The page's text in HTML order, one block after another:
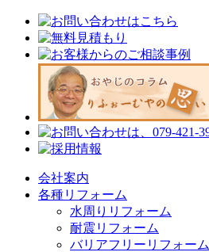
会社案内
各種リフォーム
水周りリフォーム
耐震リフォーム
バリアフリーリフォーム